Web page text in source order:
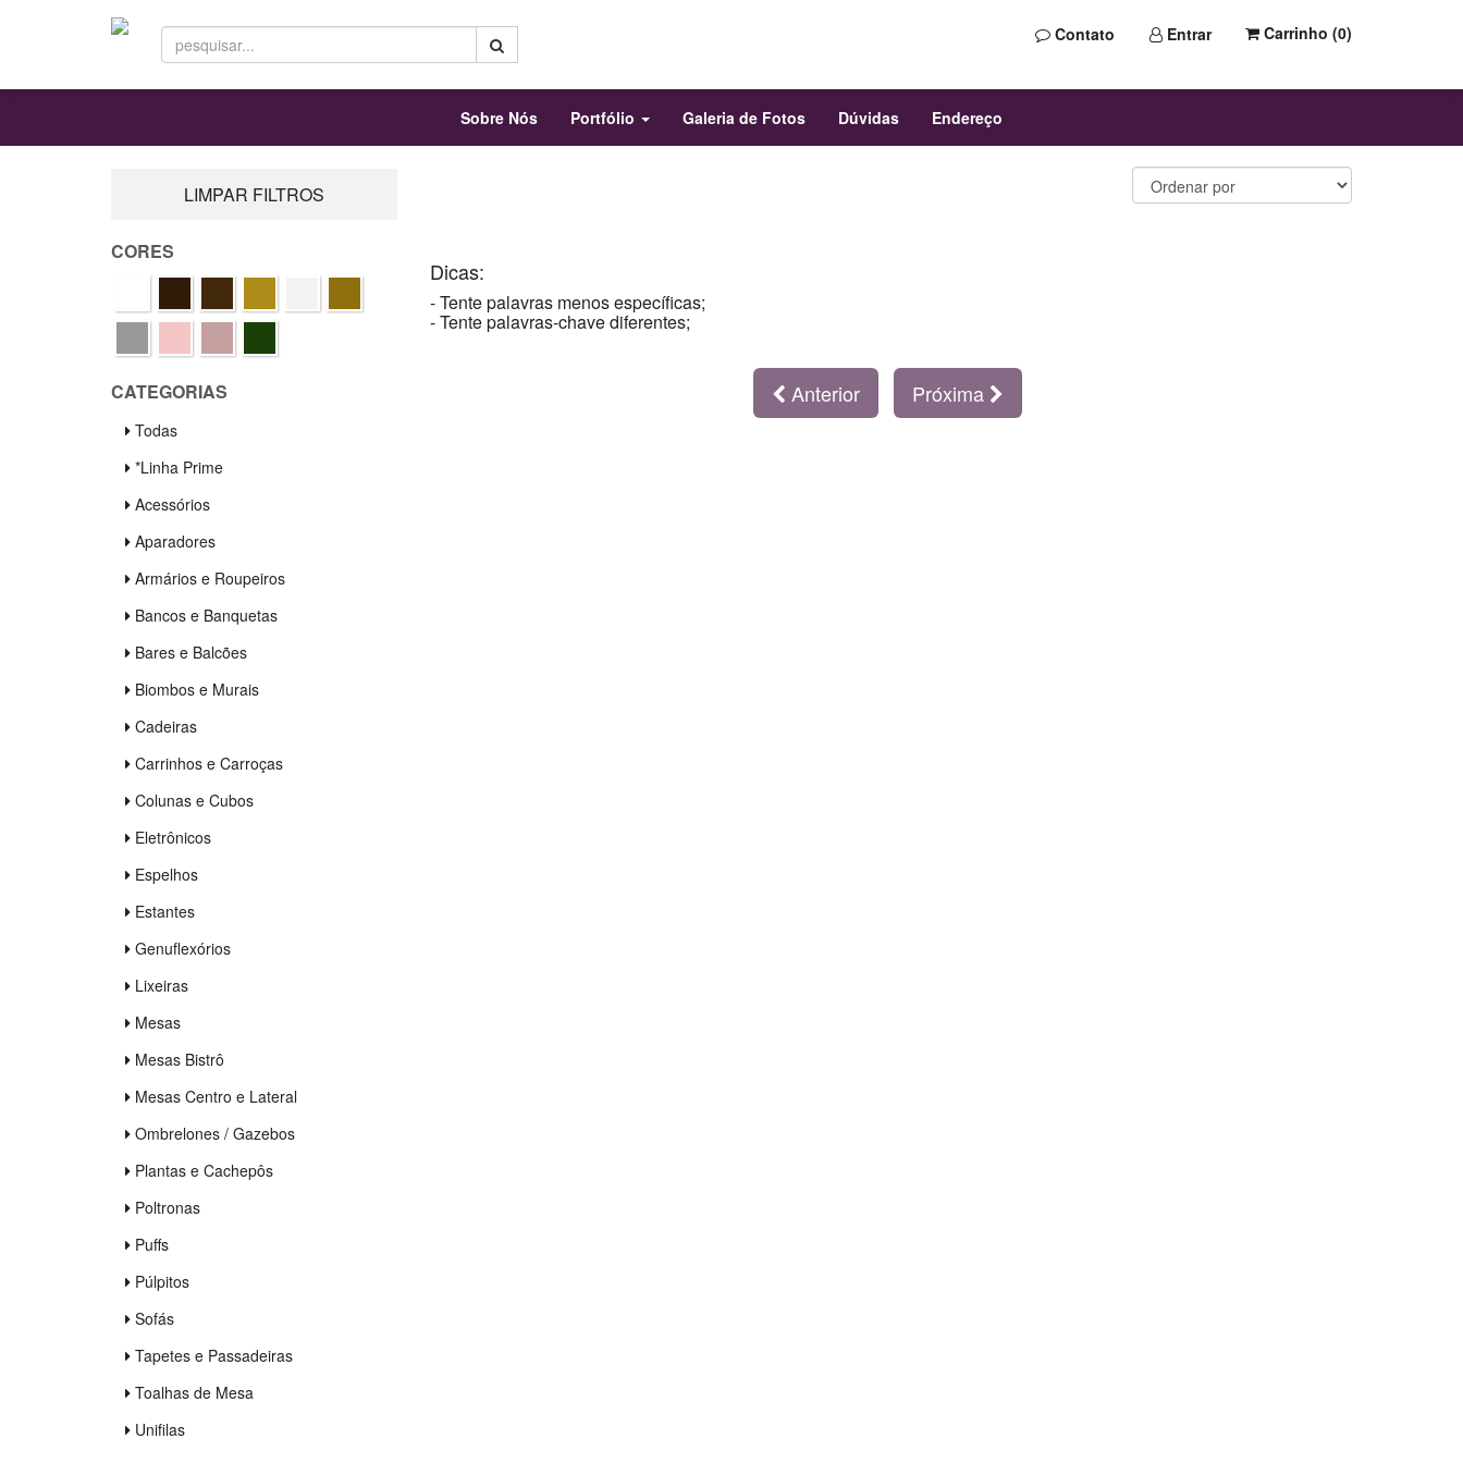
Contato Entrar Carrinho (0)
Sobre Nós Portfólio Galeria de Fotos Dúvidas Endereço
LIMPAR FILTROS
CORES
CATEGORIAS
Todas
*Linha Prime
Acessórios
Aparadores
Armários e Roupeiros
Bancos e Banquetas
Bares e Balcões
Biombos e Murais
Cadeiras
Carrinhos e Carroças
Colunas e Cubos
Eletrônicos
Espelhos
Estantes
Genuflexórios
Lixeiras
Mesas
Mesas Bistrô
Mesas Centro e Lateral
Ombrelones / Gazebos
Plantas e Cachepôs
Poltronas
Puffs
Púlpitos
Sofás
Tapetes e Passadeiras
Toalhas de Mesa
Unifilas
Dicas:
- Tente palavras menos específicas;
- Tente palavras-chave diferentes;
Anterior Próxima